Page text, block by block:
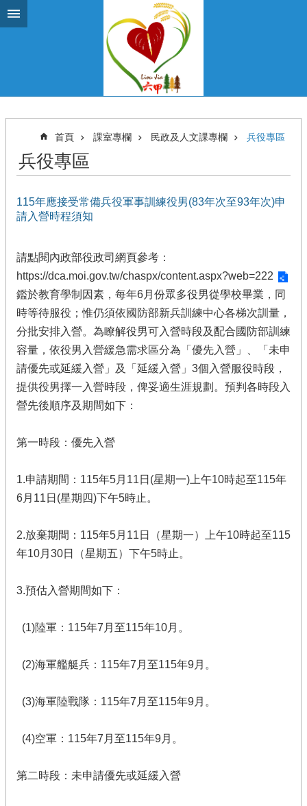
跳到主要內容區塊
首頁 課室專欄 民政及人文課專欄 兵役專區
兵役專區
115年應接受常備兵役軍事訓練役男(83年次至93年次)申
請入營時程須知
請點閱內政部役政司網頁參考：
https://dca.moi.gov.tw/chaspx/content.aspx?web=222
鑑於教育學制因素，每年6月份眾多役男從學校畢業，同
時等待服役；惟仍須依國防部新兵訓練中心各梯次訓量，
分批安排入營。為瞭解役男可入營時段及配合國防部訓練
容量，依役男入營緩急需求區分為「優先入營」、「未申
請優先或延緩入營」及「延緩入營」3個入營服役時段，
提供役男擇一入營時段，俾妥適生涯規劃。預判各時段入
營先後順序及期間如下：
第一時段：優先入營
1.申請期間：115年5月11日(星期一)上午10時起至115年
6月11日(星期四)下午5時止。
2.放棄期間：115年5月11日（星期一）上午10時起至115
年10月30日（星期五）下午5時止。
3.預估入營期間如下：
(1)陸軍：115年7月至115年10月。
(2)海軍艦艇兵：115年7月至115年9月。
(3)海軍陸戰隊：115年7月至115年9月。
(4)空軍：115年7月至115年9月。
第二時段：未申請優先或延緩入營